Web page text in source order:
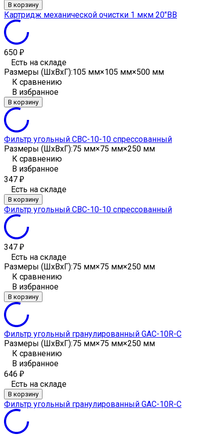
В корзину
Картридж механической очистки 1 мкм 20"ВВ
650 ₽
Есть на складе
Размеры (ШxВxГ):105 мм×105 мм×500 мм
К сравнению
В избранное
В корзину
Фильтр угольный CBC-10-10 спрессованный
Размеры (ШxВxГ):75 мм×75 мм×250 мм
К сравнению
В избранное
347 ₽
Есть на складе
В корзину
Фильтр угольный CBC-10-10 спрессованный
347 ₽
Есть на складе
Размеры (ШxВxГ):75 мм×75 мм×250 мм
К сравнению
В избранное
В корзину
Фильтр угольный гранулированный GAC-10R-C
Размеры (ШxВxГ):75 мм×75 мм×250 мм
К сравнению
В избранное
646 ₽
Есть на складе
В корзину
Фильтр угольный гранулированный GAC-10R-C